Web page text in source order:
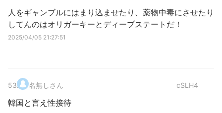
人をギャンブルにはまり込ませたり、薬物中毒にさせたり
してんのはオリガーキーとディープステートだ！
2025/04/05 21:27:51
53. 名無しさん cSLH4
韓国と言え性接待